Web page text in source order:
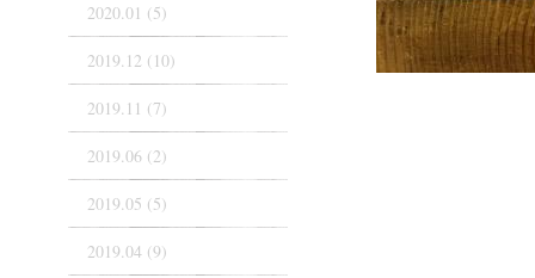
2020.01 (5)
2019.12 (10)
2019.11 (7)
2019.06 (2)
2019.05 (5)
2019.04 (9)